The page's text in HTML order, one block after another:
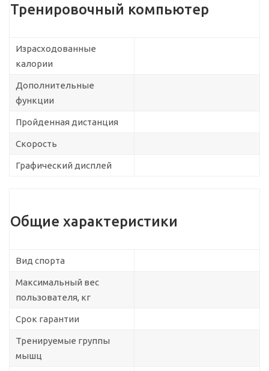
Тренировочный компьютер
Израсходованные
калории
Дополнительные
функции
Пройденная дистанция
Скорость
Графический дисплей
Общие характеристики
Вид спорта
Максимальный вес
пользователя, кг
Срок гарантии
Тренируемые группы
мышц